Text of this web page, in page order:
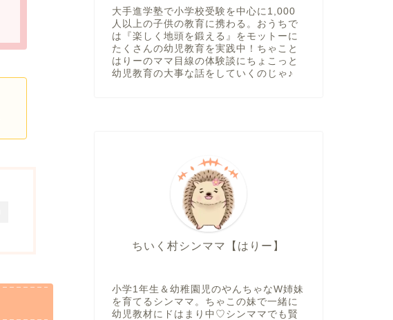
大手進学塾で小学校受験を中心に1,000
人以上の子供の教育に携わる。おうちで
は『楽しく地頭を鍛える』をモットーに
たくさんの幼児教育を実践中！ちゃこと
はりーのママ目線の体験談にちょこっと
幼児教育の大事な話をしていくのじゃ♪
ちいく村シンママ【はりー】
小学1年生＆幼稚園児のやんちゃなW姉妹
を育てるシンママ。ちゃこの妹で一緒に
幼児教材にドはまり中♡シンママでも賢